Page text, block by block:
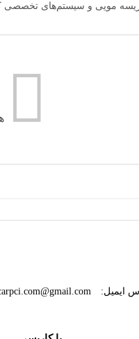
ریسه مویی و سیستم‌های تخصصی
ایمیل: